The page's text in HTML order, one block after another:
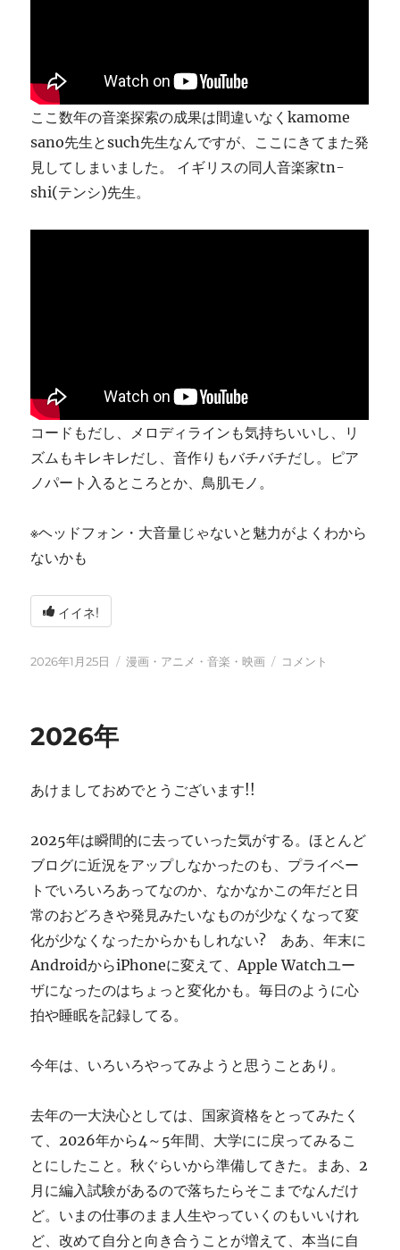
ここ数年の音楽探索の成果は間違いなくkamome
sano先生とsuch先生なんですが、ここにきてまた発
見してしまいました。 イギリスの同人音楽家tn-
shi(テンシ)先生。
コードもだし、メロディラインも気持ちいいし、リ
ズムもキレキレだし、音作りもバチバチだし。ピア
ノパート入るところとか、鳥肌モノ。
※ヘッドフォン・大音量じゃないと魅力がよくわから
ないかも
イイネ!
投
2026年1月25日
カ
漫画・アニメ・音楽・映画
tn-
コメント
2026年
あけましておめでとうございます!!
2025年は瞬間的に去っていった気がする。ほとんど
ブログに近況をアップしなかったのも、プライベー
トでいろいろあってなのか、なかなかこの年だと日
常のおどろきや発見みたいなものが少なくなって変
化が少なくなったからかもしれない? ああ、年末に
AndroidからiPhoneに変えて、Apple Watchユー
ザになったのはちょっと変化かも。毎日のように心
拍や睡眠を記録してる。
今年は、いろいろやってみようと思うことあり。
去年の一大決心としては、国家資格をとってみたく
て、2026年から4～5年間、大学にに戻ってみるこ
とにしたこと。秋ぐらいから準備してきた。まあ、2
月に編入試験があるので落ちたらそこまでなんだけ
ど。いまの仕事のまま人生やっていくのもいいけれ
ど、改めて自分と向き合うことが増えて、本当に自